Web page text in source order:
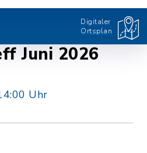
Digitaler
Ortsplan
Juni 2026
Uhr